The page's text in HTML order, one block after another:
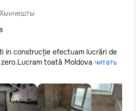
Хынчешты
in construcție efectuam lucrări de
toată Moldova читать